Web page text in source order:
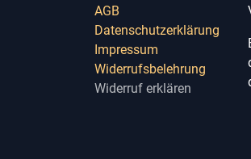
AGB
Datenschutzerklärung
Impressum
Widerrufsbelehrung
Widerruf erklären